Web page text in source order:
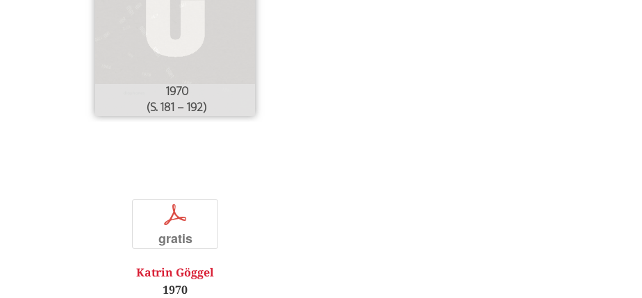
1970
(S. 181 – 192)
p
gratis
Katrin Göggel
1970